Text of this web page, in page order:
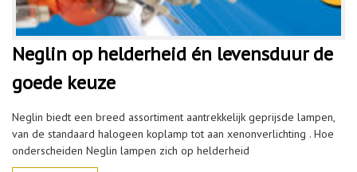
Neglin op helderheid én levensduur de
goede keuze
Neglin biedt een breed assortiment aantrekkelijk geprijsde lampen,
van de standaard halogeen koplamp tot aan xenonverlichting . Hoe
onderscheiden Neglin lampen zich op helderheid